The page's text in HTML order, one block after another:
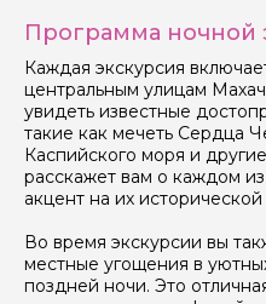
Программа ночной
Каждая экскурсия
центральным улицам
увидеть известные
такие как мечеть Сердца
Каспийского моря и
расскажет вам о каждом
акцент на их
Во время экскурсии вы
местные угощения в
поздней ночи. Это
Вопросы и
Если у вас есть
задать
Я даю своё согласие
данных